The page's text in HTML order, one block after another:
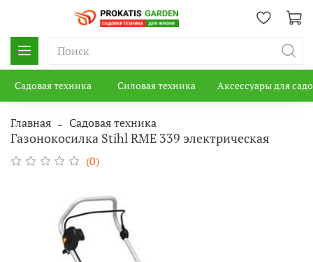
Садовая техника Силовая техника Аксессуары для
Главная Садовая техника
Газонокосилка Stihl RME 339 электрическая
(0)